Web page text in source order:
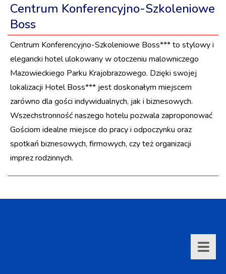
Centrum Konferencyjno-Szkoleniowe
Boss
Centrum Konferencyjno-Szkoleniowe Boss*** to stylowy i
elegancki hotel ulokowany w otoczeniu malowniczego
Mazowieckiego Parku Krajobrazowego. Dzięki swojej
lokalizacji Hotel Boss*** jest doskonałym miejscem
zarówno dla gości indywidualnych, jak i biznesowych.
Wszechstronność naszego hotelu pozwala zaproponować
Gościom idealne miejsce do pracy i odpoczynku oraz
spotkań biznesowych, firmowych, czy też organizacji
imprez rodzinnych.